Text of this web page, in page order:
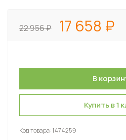
22 956 17 658
Купить в 1
Код товара:1474259